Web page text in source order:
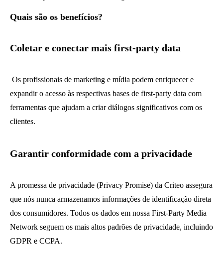
Quais são os benefícios?
Coletar e conectar mais first-party data
Os profissionais de marketing e mídia podem enriquecer e
expandir o acesso às respectivas bases de first-party data com
ferramentas que ajudam a criar diálogos significativos com os
clientes.
Garantir conformidade com a privacidade
A promessa de privacidade (Privacy Promise) da Criteo assegura
que nós nunca armazenamos informações de identificação direta
dos consumidores. Todos os dados em nossa First-Party Media
Network seguem os mais altos padrões de privacidade, incluindo
GDPR e CCPA.​